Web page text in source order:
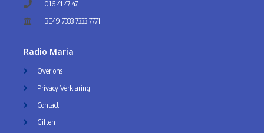
016 41 47 47
BE49 7333 7333 7771
Radio Maria
Over ons
Privacy Verklaring
Contact
Giften